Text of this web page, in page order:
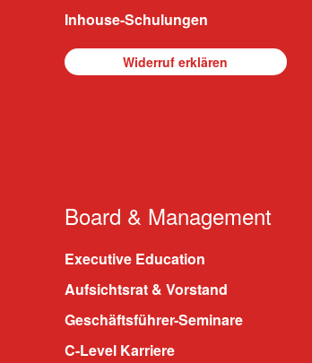
Inhouse-Schulungen
Widerruf erklären
Board & Management
Executive Education
Aufsichtsrat & Vorstand
Geschäftsführer-Seminare
C-Level Karriere